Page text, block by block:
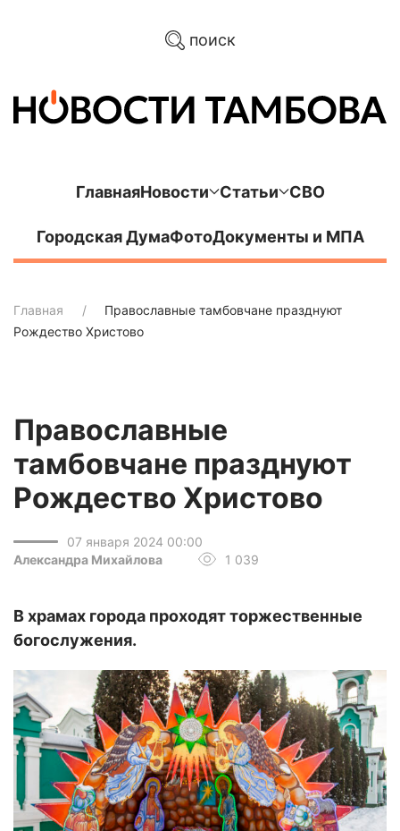
поиск
ГлавнаяНовости Статьи СВО
Городская ДумаФотоДокументы и МПА
Главная
Православные тамбовчане празднуют
Рождество Христово
Православные
тамбовчане празднуют
Рождество Христово
07 января 2024 00:00
Александра Михайлова
1 039
В храмах города проходят торжественные
богослужения.